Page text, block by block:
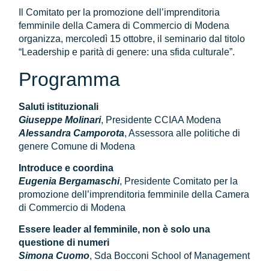
Il Comitato per la promozione dell’imprenditoria
femminile della Camera di Commercio di Modena
organizza, mercoledì 15 ottobre, il seminario dal titolo
“Leadership e parità di genere: una sfida culturale”.
Programma
Saluti istituzionali
Giuseppe Molinari, Presidente CCIAA Modena
Alessandra Camporota, Assessora alle politiche di
genere Comune di Modena
Introduce e coordina
Eugenia Bergamaschi, Presidente Comitato per la
promozione dell’imprenditoria femminile della Camera
di Commercio di Modena
Essere leader al femminile, non è solo una
questione di numeri
Simona Cuomo, Sda Bocconi School of Management